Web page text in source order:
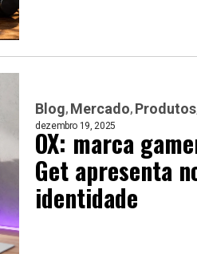
Blog Mercado Produtos
dezembro 19, 2025
OX: marca
Get apresenta
identidade